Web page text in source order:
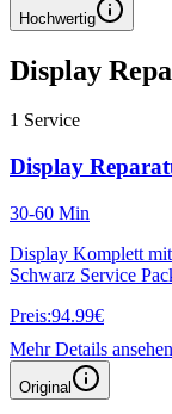
Hochwertig
Display
1 Service
Display
30-60 Min
Display Komplett
Schwarz Service
Preis:94.99€
Mehr Details ansehen
Original